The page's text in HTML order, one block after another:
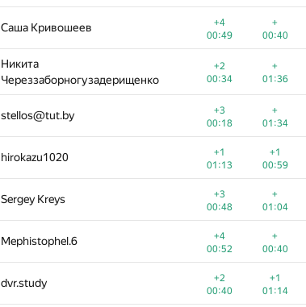
Саша Кривошеев
+4
00:49
+
00:40
Никита
Череззаборногузадерищенко
+2
00:34
+
01:36
stellos@tut.by
+3
00:18
+
01:34
hirokazu1020
+1
01:13
+1
00:59
Sergey Kreys
+3
00:48
+
01:04
Mephistophel.6
+4
00:52
+
00:40
dvr.study
+2
00:40
+1
01:14
765/ 2712 587 / 1000
LLI.E.P.JI.O.K
+4
00:46
00:55
mtropets
+1
00:36
+1
01:00